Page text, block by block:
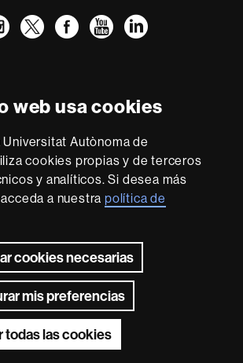
web usa cookies
Universitat Autònoma de
cookies propias y de terceros
y analíticos. Si desea más
a nuestrapolítica de
cookies necesarias
mis preferencias
todas las cookies
Instagram
TwitterFacebook
Youtube
LinkedIn
Excellence
Research
-
Euraxess
Con la financiación de
Protección de datos
web Mapa del web UAB
Autònoma de Barcelona